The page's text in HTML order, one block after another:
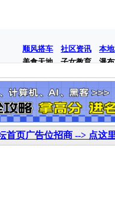
顺风搭车 社区资讯
本
美食天地
子女教育 瀑
首页广告位招商 --> 点这